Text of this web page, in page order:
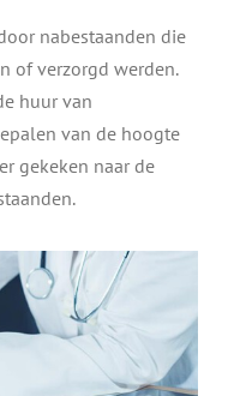
nabestaanden die
of verzorgd werden.
huur van
van de hoogte
gekeken naar de